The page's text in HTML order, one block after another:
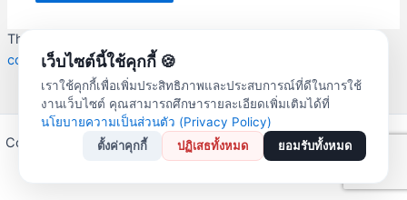
This site uses Akismet to reduce spam.
comment data is processed.
Copyright © 2026 สหกรณ์ออมทรัพย์ครูลำปาง จำกัด | Powered by
Astra WordPress Theme
เว็บไซต์นี้ใช้คุกกี้ 🍪
เราใช้คุกกี้เพื่อเพิ่มประสิทธิภาพและประสบการณ์ที่ดีในการใช้
งานเว็บไซต์ คุณสามารถศึกษารายละเอียดเพิ่มเติมได้ที่
นโยบายความเป็นส่วนตัว (Privacy Policy)
ตั้งค่าคุกกี้
ปฏิเสธทั้งหมด ยอมรับทั้งหมด